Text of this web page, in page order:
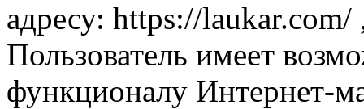
адресу: https://laukar.com/
Пользователь имеет
функционалу Интернет-